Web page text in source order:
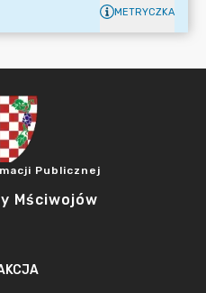
METRYCZKA
Publicznej
Mściwojów